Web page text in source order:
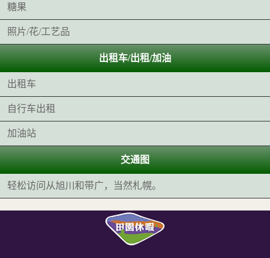
糖果
照片/花/工艺品
出租车/出租/加油
出租车
自行车出租
加油站
交通图
轻松访问从旭川和带广，当然札幌。